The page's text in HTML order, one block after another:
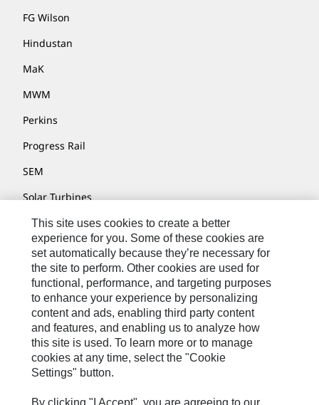
FG Wilson
Hindustan
MaK
MWM
Perkins
Progress Rail
SEM
Solar Turbines
SPM Oil & Gas
Turner Powertrain Systems
Nous Contacter
Plan Du Site
Cookie Settings
Mentions Légales
Confidentialité
This site uses cookies to create a better
experience for you. Some of these cookies are
set automatically because they’re necessary for
the site to perform. Other cookies are used for
functional, performance, and targeting purposes
to enhance your experience by personalizing
content and ads, enabling third party content
and features, and enabling us to analyze how
this site is used. To learn more or to manage
cookies at any time, select the "Cookie
Settings" button.
By clicking "I Accept", you are agreeing to our